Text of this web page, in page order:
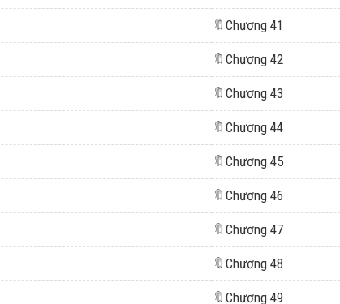
🔖 Chương 41
🔖 Chương 42
🔖 Chương 43
🔖 Chương 44
🔖 Chương 45
🔖 Chương 46
🔖 Chương 47
🔖 Chương 48
🔖 Chương 49